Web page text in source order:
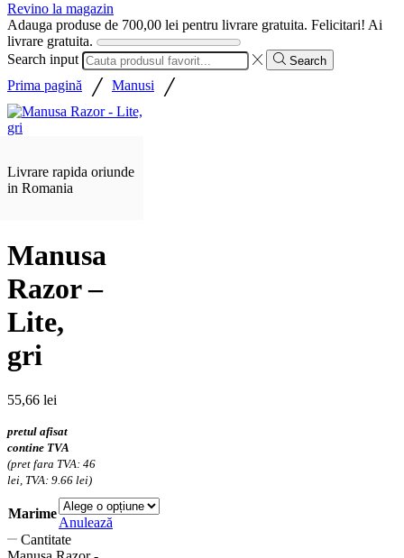
Revino la magazin
Adauga produse de 700,00 lei pentru livrare gratuita. Felicitari! Ai
livrare gratuita.
Search input
Search
Prima pagină / Manusi /
Livrare rapida oriunde
in Romania
Manusa
Razor –
Lite,
gri
55,66 lei
pretul afisat
contine TVA
(pret fara TVA: 46
lei, TVA: 9.66 lei)
Marime
Anulează
Cantitate